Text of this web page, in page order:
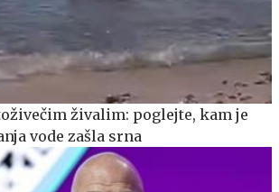
živalim: poglejte, kam je
vode zašla srna